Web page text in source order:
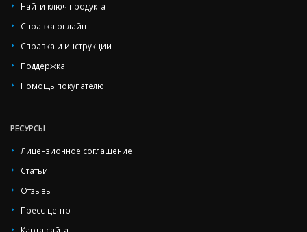
Найти ключ продукта
Справка онлайн
Справка и инструкции
Поддержка
Помощь покупателю
РЕСУРСЫ
Лицензионное соглашение
Статьи
Отзывы
Пресс-центр